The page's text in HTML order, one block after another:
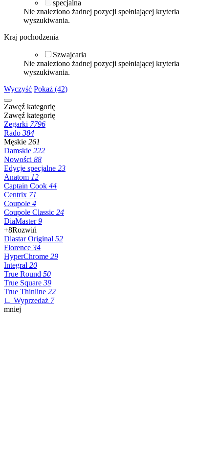
specjalna
Nie znaleziono żadnej pozycji spełniającej kryteria
wyszukiwania.
Kraj pochodzenia
Szwajcaria
Nie znaleziono żadnej pozycji spełniającej kryteria
wyszukiwania.
Wyczyść Pokaż (42)
Zawęź kategorię
Zawęź kategorię
Zegarki 7796
Rado 384
Męskie 261
Damskie 222
Nowości 88
Edycje specjalne 23
Anatom 12
Captain Cook 44
Centrix 71
Coupole 4
Coupole Classic 24
DiaMaster9
+8Rozwiń
Diastar Original 52
Florence 34
HyperChrome 29
Integral 20
True Round 50
True Square 39
True Thinline 22
∟ Wyprzedaż 7
mniej